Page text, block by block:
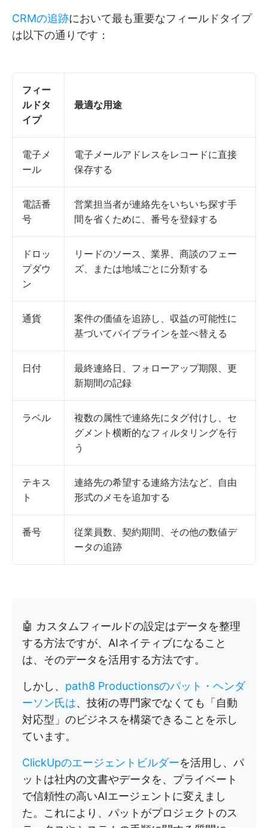
CRMの追跡において最も重要なフィールドタイプ
は以下の通りです：
フィー
ルドタ
イプ
最適な用途
電子メ
ール
電子メールアドレスをレコードに直接
保存する
電話番
号
営業担当者が連絡先をいちいち探す手
間を省くために、番号を登録する
ドロッ
プダウ
ン
リードのソース、業界、商談のフェー
ズ、または地域ごとに分類する
通貨
案件の価値を追跡し、収益の可能性に
基づいてパイプラインを並べ替える
日付
最終連絡日、フォローアップ期限、更
新期間の記録
ラベル
複数の属性で連絡先にタグ付けし、セ
グメント横断的なフィルタリングを行
う
テキス
ト
連絡先の希望する連絡方法など、自由
形式のメモを追加する
番号
従業員数、契約期間、その他の数値デ
ータの追跡
🤖 カスタムフィールドの設定はデータを整理
する方法ですが、AIネイティブになること
は、そのデータを活用する方法です。
しかし、 path8 Productionsのパット・ヘンダ
ーソン氏は、技術の専門家でなくても「自動
対応型」のビジネスを構築できることを示し
ています。
ClickUpのエージェントビルダーを活用し、パ
ットは社内の文書やデータを、プライベート
で信頼性の高いAIエージェントに変えまし
た。これにより、パットがプロジェクトのス